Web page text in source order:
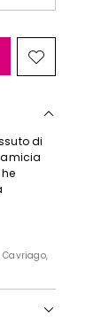
Sposta
nella
di